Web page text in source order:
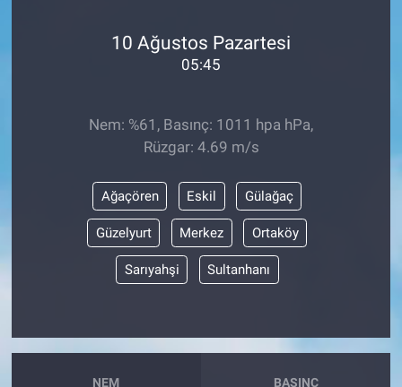
10 Ağustos Pazartesi
05:45
Nem: %61, Basınç: 1011 hpa hPa,
Rüzgar: 4.69 m/s
Ağaçören Eskil Gülağaç
Güzelyurt Merkez Ortaköy
Sarıyahşi Sultanhanı
NEM BASINÇ